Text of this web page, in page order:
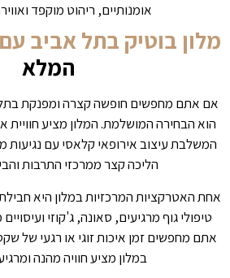
אומנותיים, ריהוט מוקפד
מלון בוטיק בתל אביב
המלא
אם אתם מחפשים חופשה קצרה ומפנקת בתל
הוא הבחירה המושלמת. המלון מציע חוויית
המשלבת עיצוב אירופאי קלאסי עם נגיעות
הליכה קצר ממרכזי התרבות
אחת האטרקציות המרכזיות במלון היא
טיפולי גוף מרגיעים, סאונה, ג'קוזי
אתם מחפשים זמן איכות זוגי או רגעי של
במלון מציע חוויה מהנה